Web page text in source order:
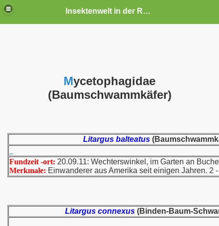
Insektenwelt in der Rhön und Umgebung
Mycetophagidae
(Baumschwammkäfer)
Litargus balteatus
Fundzeit -ort: 20.09.11: Wechterswinkel, im Garten an
Merkmale: Einwanderer aus Amerika seit einigen Jahren. 2
Litargus connexus (Binden-Baum-